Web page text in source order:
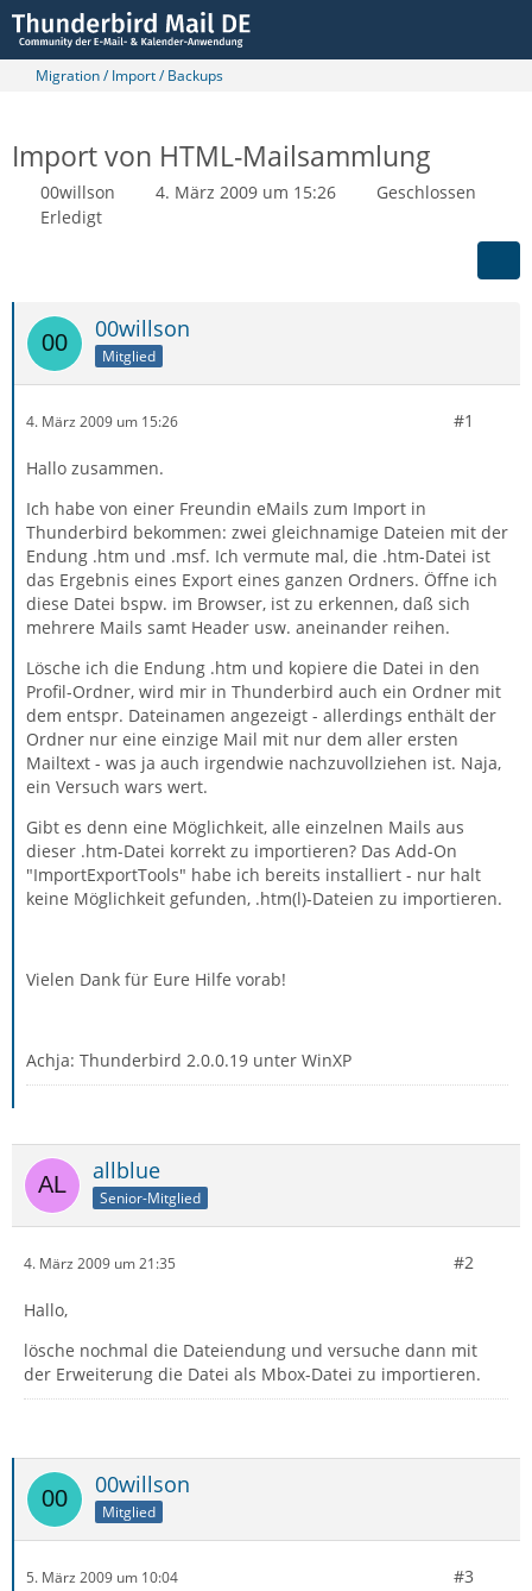
Migration / Import / Backups
Import von HTML-Mailsammlung
00willson 4. März 2009 um 15:26
Geschlossen
Erledigt
00willson
Mitglied
4. März 2009 um 15:26 #1
Hallo zusammen.
Ich habe von einer Freundin eMails zum Import in
Thunderbird bekommen: zwei gleichnamige Dateien mit der
Endung .htm und .msf. Ich vermute mal, die .htm-Datei ist
das Ergebnis eines Export eines ganzen Ordners. Öffne ich
diese Datei bspw. im Browser, ist zu erkennen, daß sich
mehrere Mails samt Header usw. aneinander reihen.
Lösche ich die Endung .htm und kopiere die Datei in den
Profil-Ordner, wird mir in Thunderbird auch ein Ordner mit
dem entspr. Dateinamen angezeigt - allerdings enthält der
Ordner nur eine einzige Mail mit nur dem aller ersten
Mailtext - was ja auch irgendwie nachzuvollziehen ist. Naja,
ein Versuch wars wert.
Gibt es denn eine Möglichkeit, alle einzelnen Mails aus
dieser .htm-Datei korrekt zu importieren? Das Add-On
"ImportExportTools" habe ich bereits installiert - nur halt
keine Möglichkeit gefunden, .htm(l)-Dateien zu importieren.
Vielen Dank für Eure Hilfe vorab!
Achja: Thunderbird 2.0.0.19 unter WinXP
allblue
Senior-Mitglied
4. März 2009 um 21:35 #2
Hallo,
lösche nochmal die Dateiendung und versuche dann mit
der Erweiterung die Datei als Mbox-Datei zu importieren.
00willson
Mitglied
5. März 2009 um 10:04 #3